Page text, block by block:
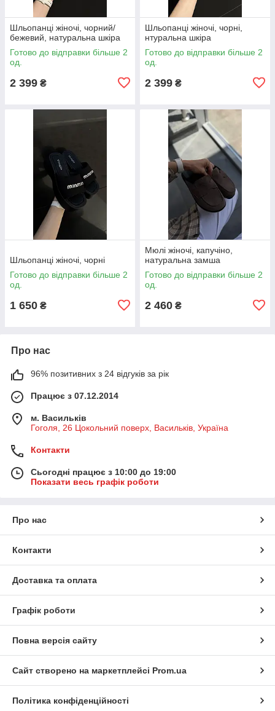
Шльопанці жіночі, чорний/
бежевий, натуральна шкіра
Готово до відправки більше 2
од.
2 399 ₴
Шльопанці жіночі, чорні,
нтуральна шкіра
Готово до відправки більше 2
од.
2 399 ₴
Шльопанці жіночі, чорні
Готово до відправки більше 2
од.
1 650 ₴
Мюлі жіночі, капучіно,
натуральна замша
Готово до відправки більше 2
од.
2 460 ₴
Про нас
96% позитивних з 24 відгуків за рік
Працює з 07.12.2014
м. Васильків
Гоголя, 26 Цокольний поверх, Васильків, Україна
Контакти
Сьогодні працює з 10:00 до 19:00
Показати весь графік роботи
Про нас
Контакти
Доставка та оплата
Графік роботи
Повна версія сайту
Сайт створено на маркетплейсі Prom.ua
Політика конфіденційності